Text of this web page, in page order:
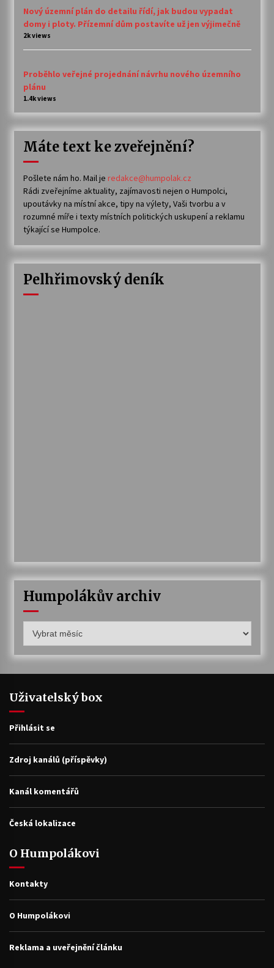
Nový územní plán do detailu řídí, jak budou vypadat
domy i ploty. Přízemní dům postavíte už jen výjimečně
2k views
Proběhlo veřejné projednání návrhu nového územního
plánu
1.4k views
Máte text ke zveřejnění?
Pošlete nám ho. Mail je redakce@humpolak.cz
Rádi zveřejníme aktuality, zajímavosti nejen o Humpolci,
upoutávky na místní akce, tipy na výlety, Vaši tvorbu a v
rozumné míře i texty místních politických uskupení a reklamu
týkající se Humpolce.
Pelhřimovský deník
Humpolákův archiv
archiv
Uživatelský box
Přihlásit se
Zdroj kanálů (příspěvky)
Kanál komentářů
Česká lokalizace
O Humpolákovi
Kontakty
O Humpolákovi
Reklama a uveřejnění článku